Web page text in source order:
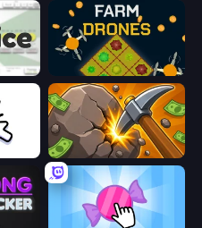
Farm Drones
Mine Clicker